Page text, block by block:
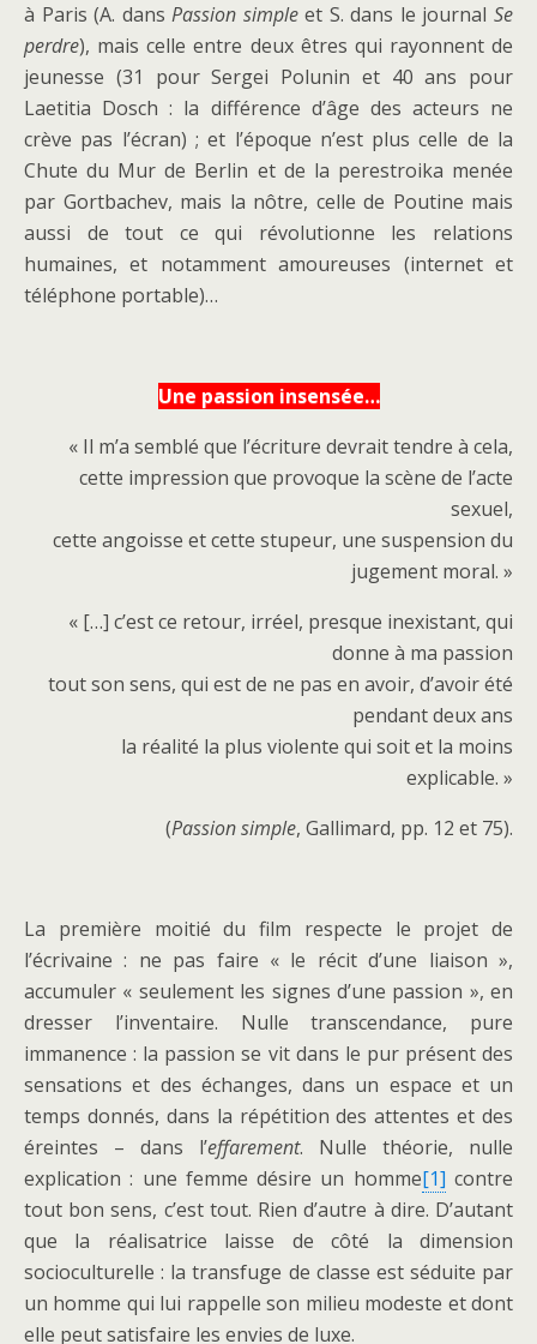
à Paris (A. dansPassion simpleet S. dans le journalSe
perdre), mais celle entre deux êtres qui rayonnent de
jeunesse (31 pour Sergei Polunin et 40 ans pour
Laetitia Dosch : la différence d’âge des acteurs ne
crève pas l’écran) ; et l’époque n’est plus celle de la
Chute du Mur de Berlin et de la perestroika menée
par Gortbachev, mais la nôtre, celle de Poutine mais
aussi de tout ce qui révolutionne les relations
humaines, et notamment amoureuses (internet et
téléphone portable)…
Une passion insensée…
« Il m’a semblé que l’écriture devrait tendre à cela,
cette impression que provoque la scène de l’acte
sexuel,
cette angoisse et cette stupeur, une suspension du
jugement moral. »
« […] c’est ce retour, irréel, presque inexistant, qui
donne à ma passion
tout son sens, qui est de ne pas en avoir, d’avoir été
pendant deux ans
la réalité la plus violente qui soit et la moins
explicable. »
(Passion simple, Gallimard, pp. 12 et 75).
La première moitié du film respecte le projet de
l’écrivaine : ne pas faire « le récit d’une liaison »,
accumuler « seulement les signes d’une passion », en
dresser l’inventaire. Nulle transcendance, pure
immanence : la passion se vit dans le pur présent des
sensations et des échanges, dans un espace et un
temps donnés, dans la répétition des attentes et des
éreintes – dans l’effarement. Nulle théorie, nulle
explication : une femme désire un homme[1] contre
tout bon sens, c’est tout. Rien d’autre à dire. D’autant
que la réalisatrice laisse de côté la dimension
socioculturelle : la transfuge de classe est séduite par
un homme qui lui rappelle son milieu modeste et dont
elle peut satisfaire les envies de luxe.